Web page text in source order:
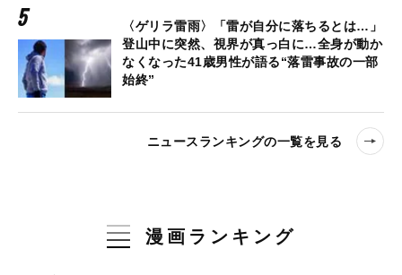
〈ゲリラ雷雨〉「雷が自分に落ちるとは…」
登山中に突然、視界が真っ白に…全身が動か
なくなった41歳男性が語る“落雷事故の一部
始終”
ニュースランキングの一覧を見る
漫画ランキング